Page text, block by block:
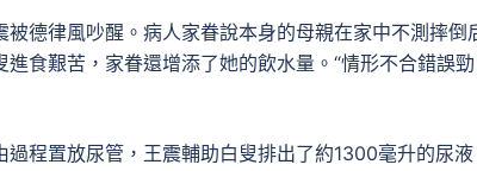
被德律風吵醒。病人家眷說本身的母親在家中不測摔
食艱苦，家眷還增添了她的飲水量。“情形不合錯誤
過程置放尿管，王震輔助白叟排出了約1300毫升的尿